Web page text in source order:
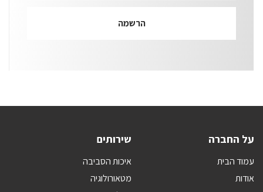
על החברה
עמוד הבית
אודות
שירותים
איכות הסביבה
מטאורולוגיה